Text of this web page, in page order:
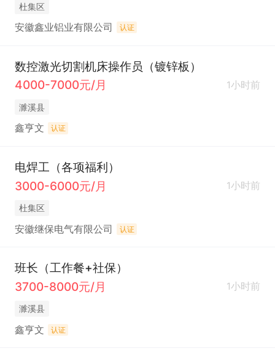
杜集区
安徽鑫业铝业有限公司 认证
数控激光切割机床操作员（镀锌板）
4000-7000元/月
1小时前
濉溪县
鑫亨文 认证
电焊工（各项福利）
3000-6000元/月
1小时前
杜集区
安徽继保电气有限公司 认证
班长（工作餐+社保）
3700-8000元/月
1小时前
濉溪县
鑫亨文 认证